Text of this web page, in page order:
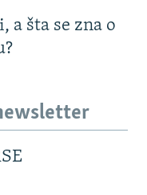
a šta se zna o